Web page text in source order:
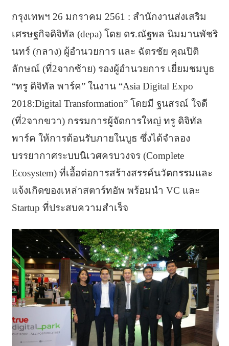
กรุงเทพฯ 26 มกราคม 2561 : สำนักงานส่งเสริม
เศรษฐกิจดิจิทัล (depa) โดย ดร.ณัฐพล นิมมานพัชริ
นทร์ (กลาง) ผู้อำนวยการ และ ฉัตรชัย คุณปิติ
ลักษณ์ (ที่2จากซ้าย) รองผู้อำนวยการ เยี่ยมชมบูธ
“ทรู ดิจิทัล พาร์ค” ในงาน “Asia Digital Expo
2018:Digital Transformation” โดยมี ฐนสรณ์ ใจดี
(ที่2จากขวา) กรรมการผู้จัดการใหญ่ ทรู ดิจิทัล
พาร์ค ให้การต้อนรับภายในบูธ ซึ่งได้จำลอง
บรรยากาศระบบนิเวศครบวงจร (Complete
Ecosystem) ที่เอื้อต่อการสร้างสรรค์นวัตกรรมและ
แจ้งเกิดของเหล่าสตาร์ทอัพ พร้อมนำ VC และ
Startup ที่ประสบความสำเร็จ